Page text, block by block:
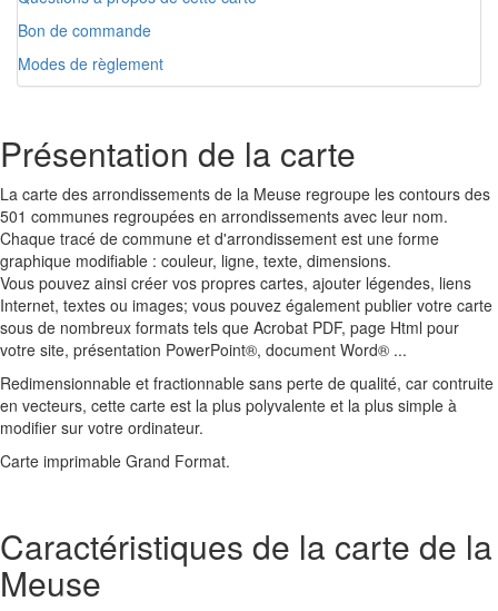
Bon de commande
Modes de règlement
Présentation de la carte
La carte des arrondissements de la Meuse regroupe les contours des
501 communes regroupées en arrondissements avec leur nom.
Chaque tracé de commune et d'arrondissement est une forme
graphique modifiable : couleur, ligne, texte, dimensions.
Vous pouvez ainsi créer vos propres cartes, ajouter légendes, liens
Internet, textes ou images; vous pouvez également publier votre carte
sous de nombreux formats tels que Acrobat PDF, page Html pour
votre site, présentation PowerPoint®, document Word® ...
Redimensionnable et fractionnable sans perte de qualité, car contruite
en vecteurs, cette carte est la plus polyvalente et la plus simple à
modifier sur votre ordinateur.
Carte imprimable Grand Format.
Caractéristiques de la carte de la
Meuse